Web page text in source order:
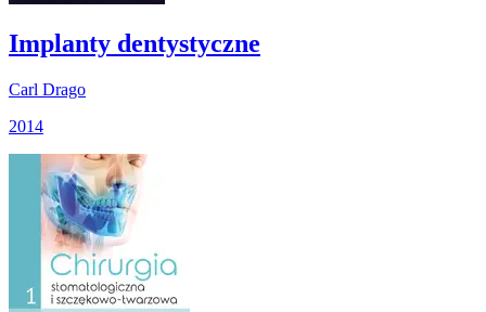
Implanty dentystyczne
Carl Drago
2014